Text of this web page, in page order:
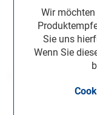
Wir
Sie uns
Wenn Sie